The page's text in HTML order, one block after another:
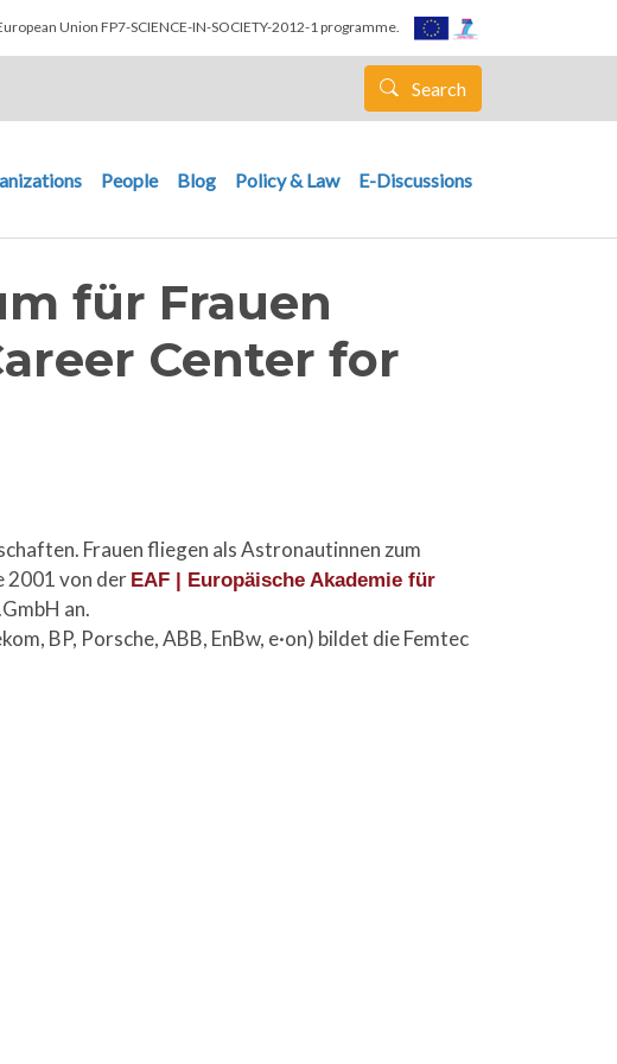
Union FP7-SCIENCE-IN-SOCIETY-2012-1 programme.
Search
People Blog Policy & Law E-Discussions
für Frauen
Center for
Frauen fliegen als Astronautinnen zum
2001 von der EAF | Europäische Akademie für
an.
BP, Porsche, ABB, EnBw, e·on) bildet die Femtec